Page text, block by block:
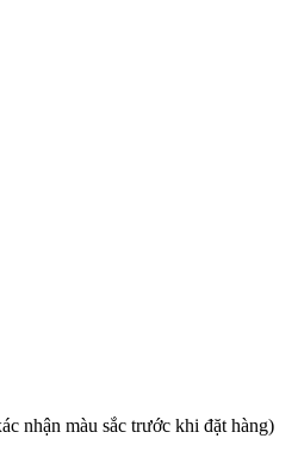
nhận màu sắc trước khi đặt hàng)